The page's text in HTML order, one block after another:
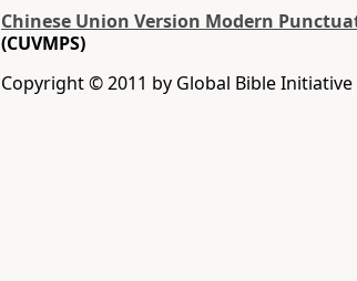
Chinese Union Version Modern
(CUVMPS)
Copyright © 2011 by Global Bible Initiative